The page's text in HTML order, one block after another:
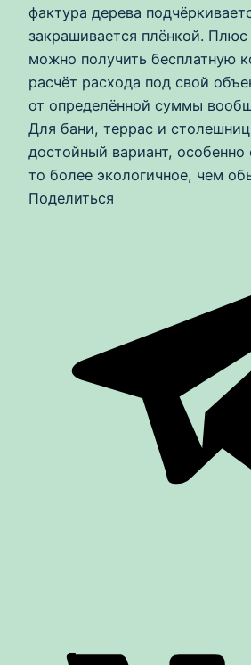
фактура дерева
закрашивается плёнкой.
можно получить бесплатную
расчёт расхода под свой
от определённой суммы
Для бани, террас и
достойный вариант,
то более экологичное, чем
Поделиться